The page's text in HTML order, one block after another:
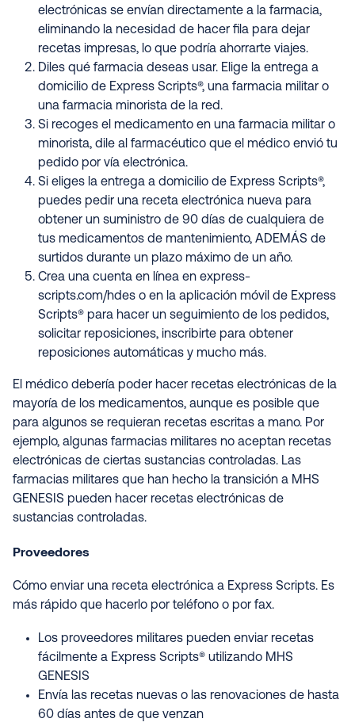
electrónicas se envían directamente a la farmacia,
eliminando la necesidad de hacer fila para dejar
recetas impresas, lo que podría ahorrarte viajes.
Diles qué farmacia deseas usar. Elige la entrega a
domicilio de Express Scripts®, una farmacia militar o
una farmacia minorista de la red.
Si recoges el medicamento en una farmacia militar o
minorista, dile al farmacéutico que el médico envió tu
pedido por vía electrónica.
Si eliges la entrega a domicilio de Express Scripts®,
puedes pedir una receta electrónica nueva para
obtener un suministro de 90 días de cualquiera de
tus medicamentos de mantenimiento, ADEMÁS de
surtidos durante un plazo máximo de un año.
Crea una cuenta en línea en express-
scripts.com/hdes o en la aplicación móvil de Express
Scripts® para hacer un seguimiento de los pedidos,
solicitar reposiciones, inscribirte para obtener
reposiciones automáticas y mucho más.
El médico debería poder hacer recetas electrónicas de la
mayoría de los medicamentos, aunque es posible que
para algunos se requieran recetas escritas a mano. Por
ejemplo, algunas farmacias militares no aceptan recetas
electrónicas de ciertas sustancias controladas. Las
farmacias militares que han hecho la transición a MHS
GENESIS pueden hacer recetas electrónicas de
sustancias controladas.
Proveedores
Cómo enviar una receta electrónica a Express Scripts. Es
más rápido que hacerlo por teléfono o por fax.
Los proveedores militares pueden enviar recetas
fácilmente a Express Scripts® utilizando MHS
GENESIS
Envía las recetas nuevas o las renovaciones de hasta
60 días antes de que venzan